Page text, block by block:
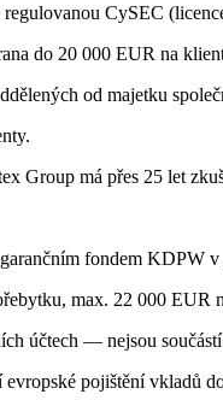
CySEC
do 20 000 EUR na
od majetku
Group má přes 25 let
fondem KDPW v
max. 22 000 EUR
účtech — nejsou
pojištění vkladů